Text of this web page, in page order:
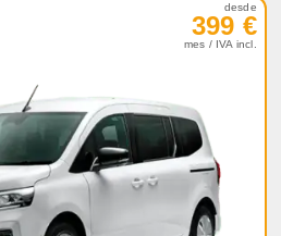
desde
399 €
mes / IVA incl.